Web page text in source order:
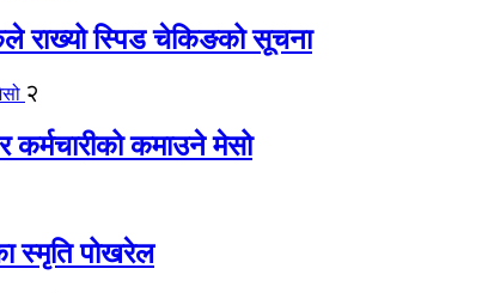
राख्यो स्पिड चेकिङको सूचना
२
कर्मचारीको कमाउने मेसो
स्‍मृति पोखरेल